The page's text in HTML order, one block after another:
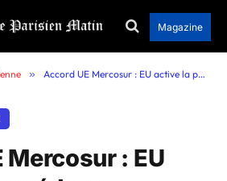
Magazine
» Accord UE Mercosur : EU active la procédure accélérée au grand dam de la France Bruxelles 2026
Mercosur : EU